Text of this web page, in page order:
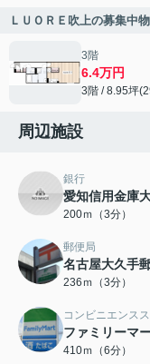
ＬＵＯＲＥ吹上の募集中
3階
6.4万円
3階 / 8.95坪
周辺施設
銀行
愛知信用金庫
200ｍ（3分）
郵便局
名古屋大久手
236ｍ（3分）
コンビニエンス
ファミリーマ
410ｍ（6分）